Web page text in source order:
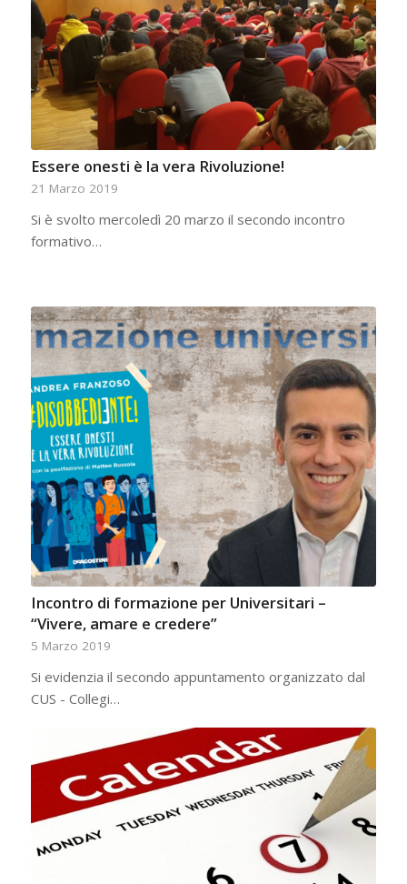
Essere onesti è la vera Rivoluzione!
21 Marzo 2019
Si è svolto mercoledì 20 marzo il secondo incontro
formativo…
Incontro di formazione per Universitari –
“Vivere, amare e credere”
5 Marzo 2019
Si evidenzia il secondo appuntamento organizzato dal
CUS - Collegi…